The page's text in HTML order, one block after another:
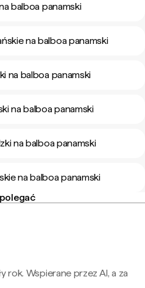
balboa panamski
na balboa panamski
na balboa panamski
na balboa panamski
na balboa panamski
na balboa panamski
rok. Wspierane przez AI, a za